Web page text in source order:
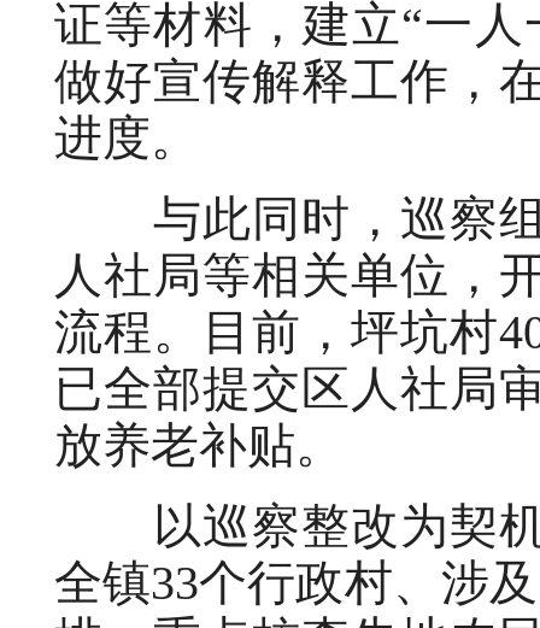
证等材料，建立“一
做好宣传解释工作，
进度。
与此同时，巡察组
人社局等相关单位，
流程。目前，坪坑村
已全部提交区人社局
放养老补贴。
以巡察整改为契机
全镇33个行政村、涉